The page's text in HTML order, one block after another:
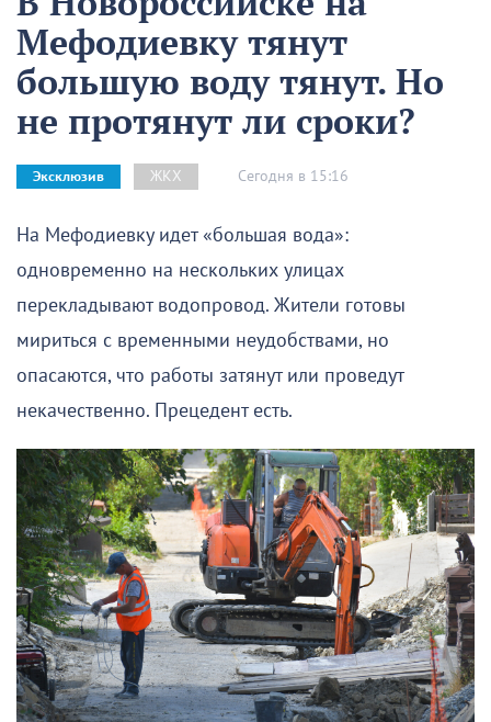
Мефодиевку тянут
большую воду тянут. Но
не протянут ли сроки?
Эксклюзив ЖКХ Сегодня в 15:16
На Мефодиевку идет «большая вода»:
одновременно на нескольких улицах
перекладывают водопровод. Жители готовы
мириться с временными неудобствами, но
опасаются, что работы затянут или проведут
некачественно. Прецедент есть.